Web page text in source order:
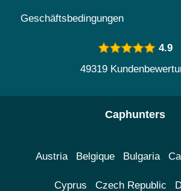
Geschäftsbedingungen
4.9
49319
Caphunters
Austria Belgique Bulgaria
Cyprus Czech Republic